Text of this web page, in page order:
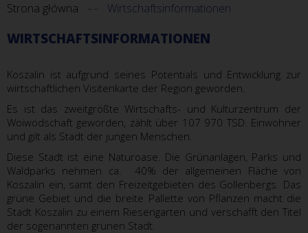
Strona główna Wirtschaftsinformationen
WIRTSCHAFTSINFORMATIONEN
Koszalin ist aufgrund seines Potentials und Entwicklung zur
wirtschaftlichen Visitenkarte der Region geworden.
Es ist das zweitgrößte Wirtschafts- und Kulturzentrum der
Woiwodschaft geworden, zählt über 107 970 TSD. Einwohner
und gilt als Stadt der jungen Menschen.
Diese Stadt ist eine Naturoase. Die Grünanlagen, Parks und
Waldparks nehmen ca. 40% der allgemeinen Fläche von
Koszalin ein, samt den Freizeitgebieten des Gollenbergs. Das
grüne Gebiet und die breite Pallette von Pflanzen macht die
Stadt Koszalin zu einem Riesengarten und verschafft den Titel
der sogenannten grünen Stadt.